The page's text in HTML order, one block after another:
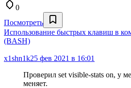
0
Посмотреть
Использование быстрых клавиш в
(BASH)
x1shn1k25 фев 2021 в 16:01
Проверил set visible-stats on, у
меняет.